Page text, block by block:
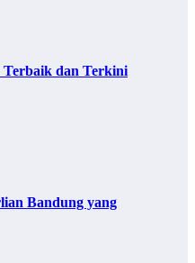
dan Terkini
Bandung yang